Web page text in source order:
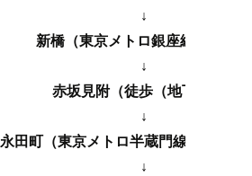
↓
新橋（東京メトロ銀座線 渋谷行
↓
赤坂見附（徒歩（地下鉄））
↓
永田町（東京メトロ半蔵門線準急 南栗
↓